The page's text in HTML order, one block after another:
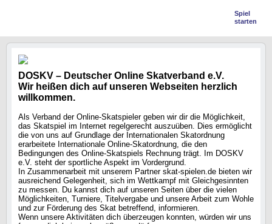
Spiel
starten
DOSKV – Deutscher Online Skatverband e.V.
Wir heißen dich auf unseren Webseiten herzlich
willkommen.
Als Verband der Online-Skatspieler geben wir dir die Möglichkeit,
das Skatspiel im Internet regelgerecht auszuüben. Dies ermöglicht
die von uns auf Grundlage der Internationalen Skatordnung
erarbeitete Internationale Online-Skatordnung, die den
Bedingungen des Online-Skatspiels Rechnung trägt. Im DOSKV
e.V. steht der sportliche Aspekt im Vordergrund.
In Zusammenarbeit mit unserem Partner skat-spielen.de bieten wir
ausreichend Gelegenheit, sich im Wettkampf mit Gleichgesinnten
zu messen. Du kannst dich auf unseren Seiten über die vielen
Möglichkeiten, Turniere, Titelvergabe und unsere Arbeit zum Wohle
und zur Förderung des Skat betreffend, informieren.
Wenn unsere Aktivitäten dich überzeugen konnten, würden wir uns